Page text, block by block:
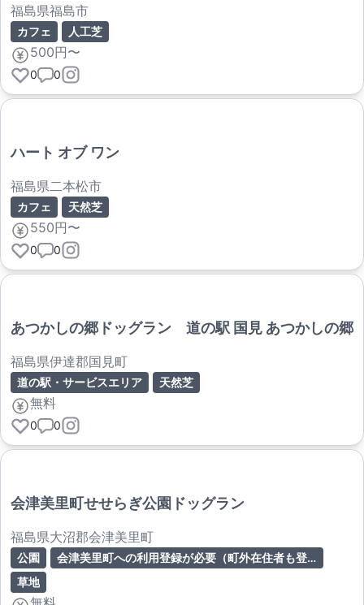
福島県福島市
カフェ 人工芝
500円〜
0 0
ハート オブ ワン
福島県二本松市
カフェ 天然芝
550円〜
0 0
あつかしの郷ドッグラン 道の駅 国見 あつかしの郷
福島県伊達郡国見町
道の駅・サービスエリア 天然芝
無料
0 0
会津美里町せせらぎ公園ドッグラン
福島県大沼郡会津美里町
公園
会津美里町への利用登録が必要（町外在住者も登録可）
草地